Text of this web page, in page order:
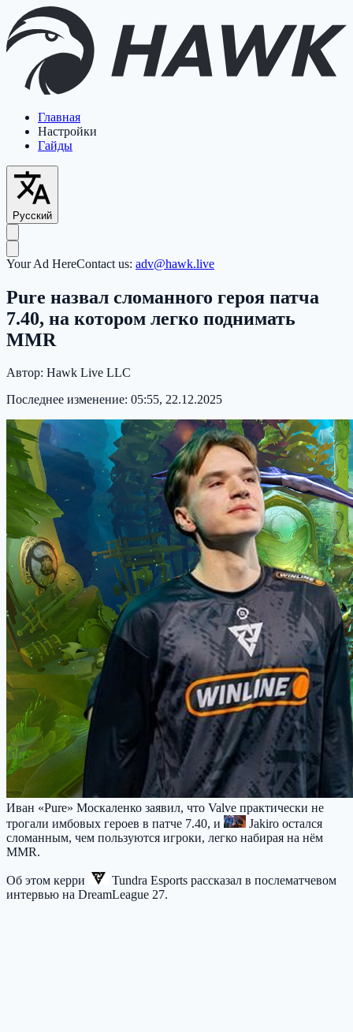
Главная
Настройки
Гайды
Русский
Your Ad HereContact us: adv@hawk.live
Pure назвал сломанного героя патча
7.40, на котором легко поднимать
MMR
Автор: Hawk Live LLC
Последнее изменение: 05:55, 22.12.2025
Иван «Pure» Москаленко заявил, что Valve практически не
трогали имбовых героев в патче 7.40, и
Jakiro остался
сломанным, чем пользуются игроки, легко набирая на нём
MMR.
Об этом керри Tundra Esports рассказал в послематчевом
интервью на DreamLeague 27.